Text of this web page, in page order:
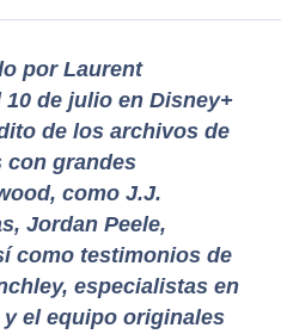
por Laurent
de julio en Disney+
de los archivos de
con grandes
como J.J.
Jordan Peele,
como testimonios de
especialistas en
el equipo originales